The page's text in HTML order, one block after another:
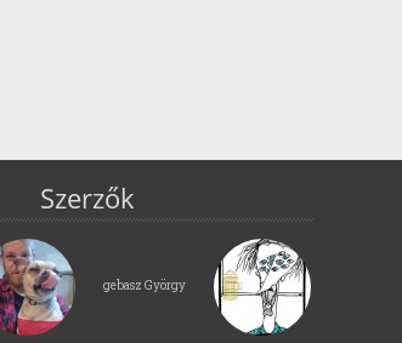
Szerzők
gebasz György